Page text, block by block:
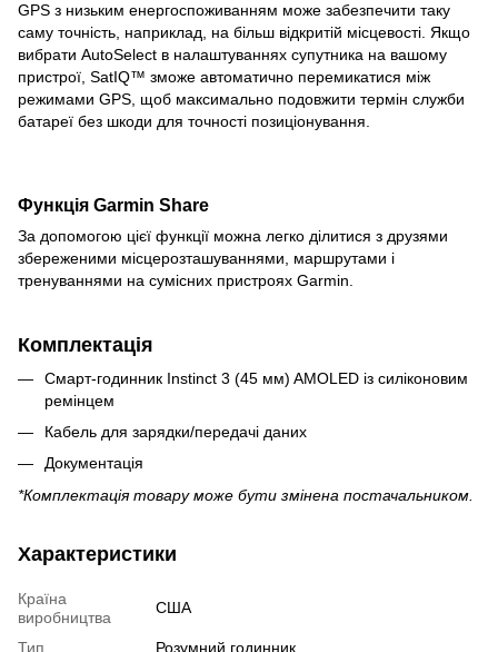
GPS з низьким енергоспоживанням може забезпечити таку
саму точність, наприклад, на більш відкритій місцевості. Якщо
вибрати AutoSelect в налаштуваннях супутника на вашому
пристрої, SatIQ™ зможе автоматично перемикатися між
режимами GPS, щоб максимально подовжити термін служби
батареї без шкоди для точності позиціонування.
Функція Garmin Share
За допомогою цієї функції можна легко ділитися з друзями
збереженими місцерозташуваннями, маршрутами і
тренуваннями на сумісних пристроях Garmin.
Комплектація
Смарт-годинник Instinct 3 (45 мм) AMOLED із силіконовим
ремінцем
Кабель для зарядки/передачі даних
Документація
*Комплектація товару може бути змінена постачальником.
Характеристики
Країна
виробництва
США
Тип
Розумний годинник